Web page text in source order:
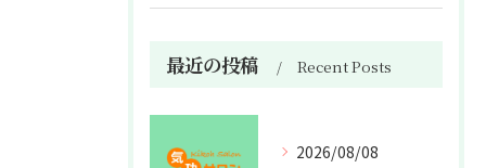
最近の投稿 Recent Posts
2026/08/08